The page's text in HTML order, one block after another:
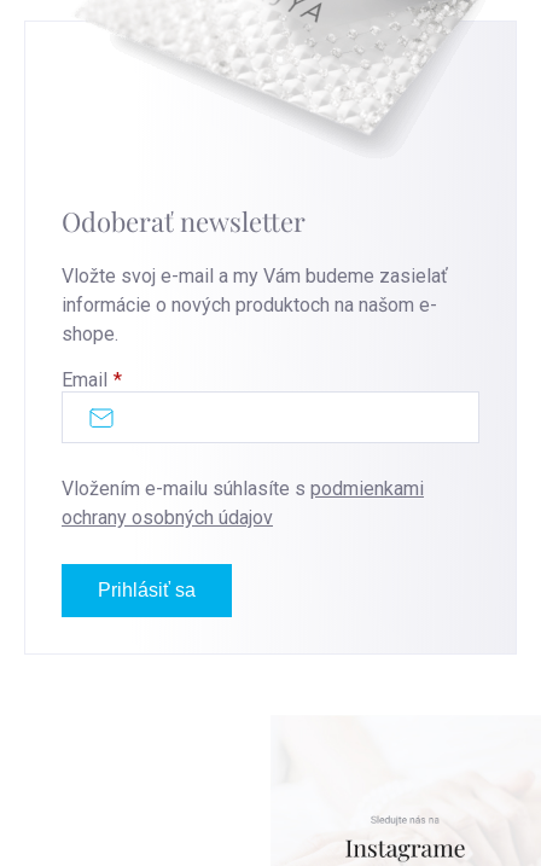
Odoberať newsletter
Vložte svoj e-mail a my Vám budeme zasielať
informácie o nových produktoch na našom e-
shope.
Email
Vložením e-mailu súhlasíte s podmienkami
ochrany osobných údajov
Prihlásiť sa